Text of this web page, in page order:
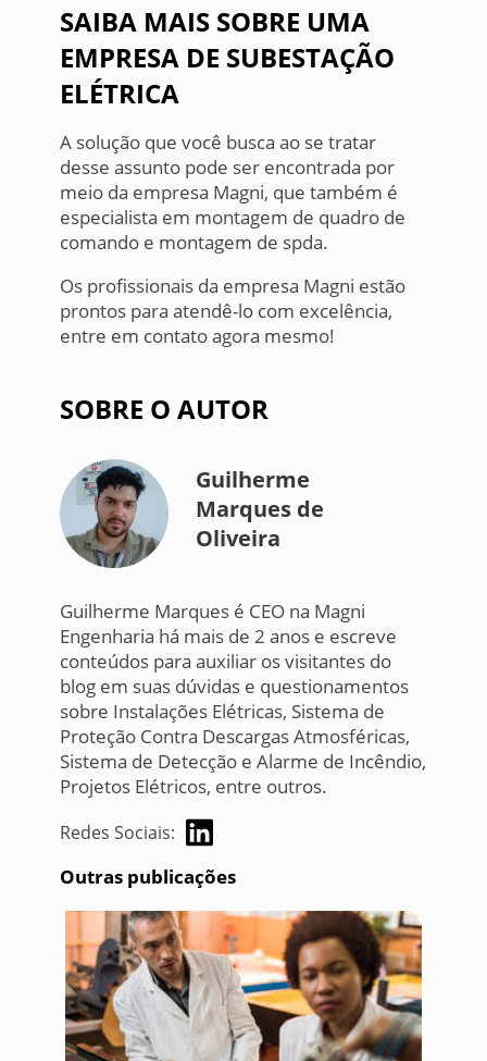
SAIBA MAIS SOBRE UMA
EMPRESA DE SUBESTAÇÃO
ELÉTRICA
A solução que você busca ao se tratar
desse assunto pode ser encontrada por
meio da empresa Magni, que também é
especialista em montagem de quadro de
comando e montagem de spda.
Os profissionais da empresa Magni estão
prontos para atendê-lo com excelência,
entre em contato agora mesmo!
SOBRE O AUTOR
Guilherme
Marques de
Oliveira
Guilherme Marques é CEO na Magni
Engenharia há mais de 2 anos e escreve
conteúdos para auxiliar os visitantes do
blog em suas dúvidas e questionamentos
sobre Instalações Elétricas, Sistema de
Proteção Contra Descargas Atmosféricas,
Sistema de Detecção e Alarme de Incêndio,
Projetos Elétricos, entre outros.
Redes Sociais:
Outras publicações